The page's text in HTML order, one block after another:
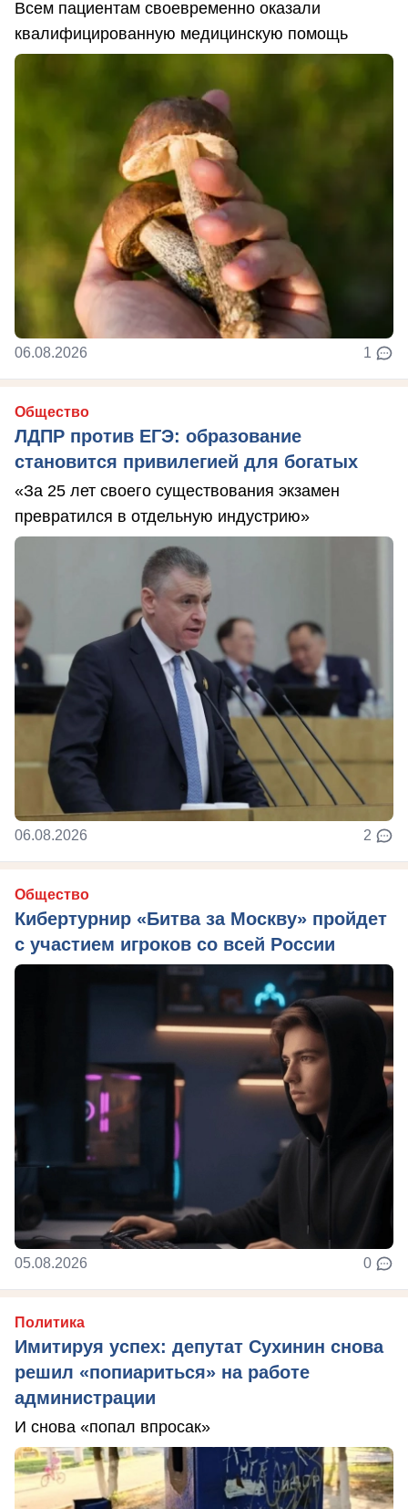
Всем пациентам своевременно оказали
квалифицированную медицинскую помощь
06.08.2026 1
Общество
ЛДПР против ЕГЭ: образование
становится привилегией для богатых
«За 25 лет своего существования экзамен
превратился в отдельную индустрию»
06.08.2026 2
Общество
Кибертурнир «Битва за Москву» пройдет
с участием игроков со всей России
05.08.2026 0
Политика
Имитируя успех: депутат Сухинин снова
решил «попиариться» на работе
администрации
И снова «попал впросак»